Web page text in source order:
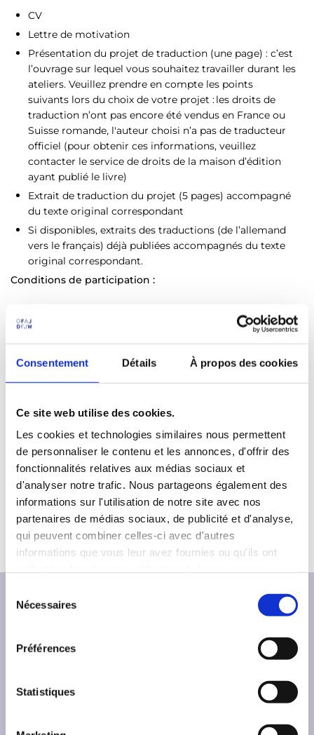
Consentement Détails À propos des cookies
Ce site web utilise des cookies.
Les cookies et technologies similaires nous permettent
de personnaliser le contenu et les annonces, d'offrir des
fonctionnalités relatives aux médias sociaux et
d'analyser notre trafic. Nous partageons également des
informations sur l'utilisation de notre site avec nos
partenaires de médias sociaux, de publicité et d'analyse,
qui peuvent combiner celles-ci avec d'autres
informations que vous leur avez fournies ou qu'ils ont
Nécessaires
Préférences
Statistiques
CV
Lettre de motivation
Présentation du projet de traduction (une page) : c’est
l’ouvrage sur lequel vous souhaitez travailler durant les
ateliers. Veuillez prendre en compte les points
suivants lors du choix de votre projet : les droits de
traduction n’ont pas encore été vendus en France ou
Suisse romande, l'auteur choisi n’a pas de traducteur
officiel (pour obtenir ces informations, veuillez
contacter le service de droits de la maison d’édition
ayant publié le livre)
Extrait de traduction du projet (5 pages) accompagné
du texte original correspondant
Si disponibles, extraits des traductions (de l’allemand
vers le français) déjà publiées accompagnés du texte
original correspondant.
Conditions de participation :
Être entièrement disponible sur toute la durée du
programme (février-mars 2027)
Être diplômé d’une formation universitaire de
Habiter en France, en Allemagne, en Suisse ou en
Autriche.
France Livre
Hannah Sandvossh.sandvoss@francelivre.fr
115 Bd Saint-Germain
75006 Paris
Informations complémentaires
France Livre - Goldschmidt